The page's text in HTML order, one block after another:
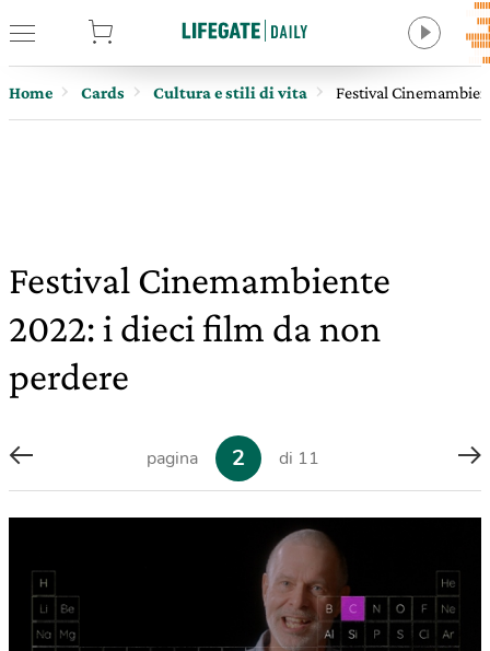
Home Cards Cultura e stili di vita Festival
Festival Cinemambiente
2022: i dieci film da non
perdere
pagina 2 di 11